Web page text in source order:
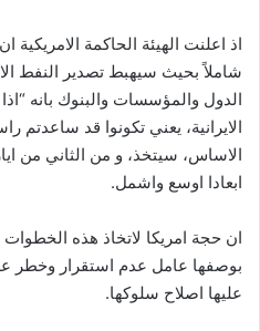
اذ اعلنت الهيئة الحاكمة
شاملاً بحيث سيهبط تصدير النفط
الدول والمؤسسات والبنوك بانه
الايرانية، يعني تكونوا قد ساعدتم
الاساس، سيتخذ، و من الثاني من
ابعادا اوسع واشمل.
ان حجة امريكا لاتخاذ هذه الخطوات
بوصفها عامل عدم استقرار وخطر
عليها اصلاح سلوكها.